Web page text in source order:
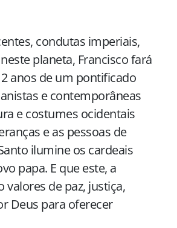
condutas imperiais,
planeta, Francisco fará
anos de um pontificado
e contemporâneas
e costumes ocidentais
e as pessoas de
ilumine os cardeais
papa. E que este, a
de paz, justiça,
Deus para oferecer